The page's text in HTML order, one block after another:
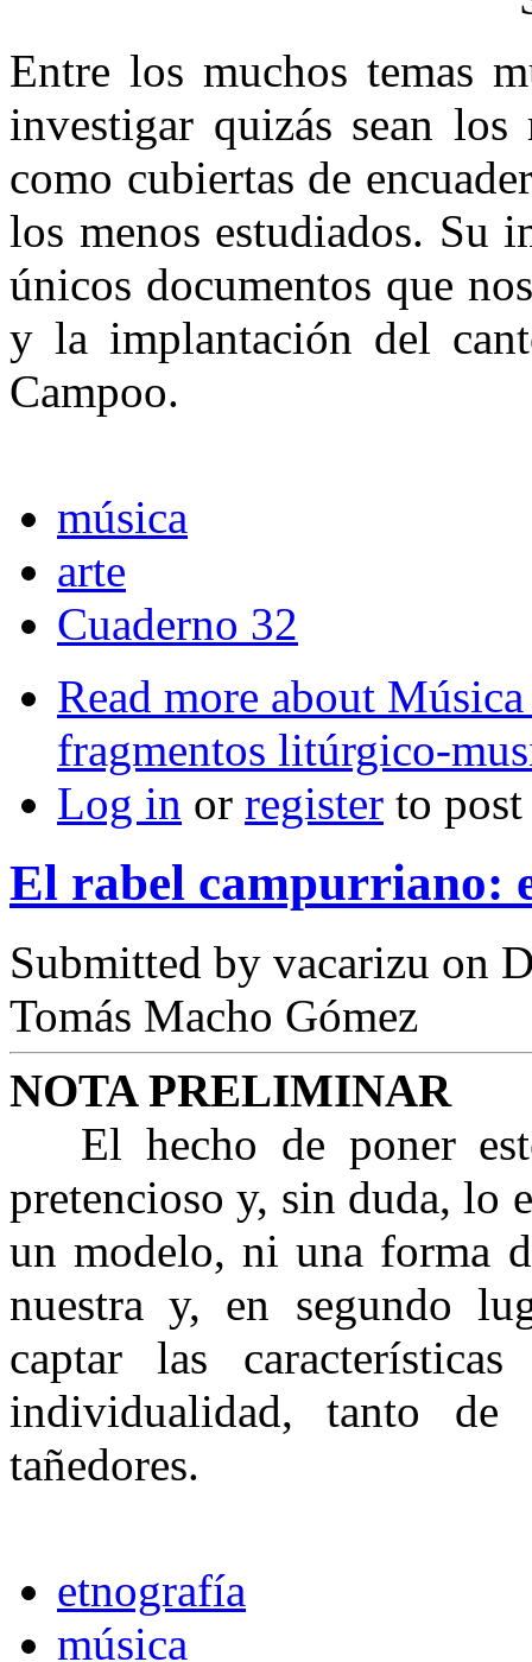
Entre los muchos temas
investigar quizás sean los
como cubiertas de
los menos estudiados. Su
únicos documentos que
y la implantación del
Campoo.
música
arte
Cuaderno 32
Read more about
fragmentos litúrgico-
Log in or register to
El rabel campurriano:
Submitted by vacarizu on
Tomás Macho Gómez
NOTA PRELIMINAR
El hecho de poner
pretencioso y, sin duda, lo
un modelo, ni una forma
nuestra y, en segundo
captar las
individualidad, tanto
tañedores.
etnografía
música